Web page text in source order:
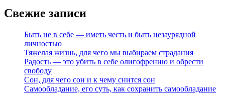
Свежие записи
Быть не в себе — иметь честь и быть незаурядной
личностью
Тяжелая жизнь, для чего мы выбираем страдания
Радость — это убить в себе олигофрению и обрести
свободу
Сон, для чего сон и к чему снится сон
Самообладание, его суть, как сохранить самообладание